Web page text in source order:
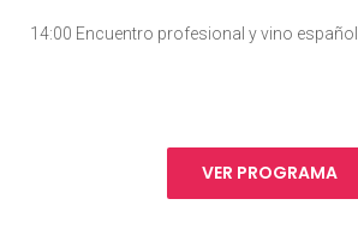
14:00 Encuentro profesional y vino español
VER PROGRAMA